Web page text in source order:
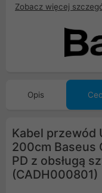
Zobacz więcej
Opis
Kabel przewód
200cm Baseus
PD z obsługą
(CADH000801)